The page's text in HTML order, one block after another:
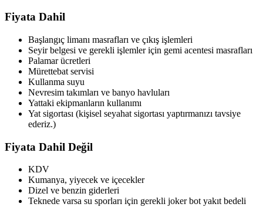
Fiyata Dahil
Başlangıç limanı masrafları ve çıkış işlemleri
Seyir belgesi ve gerekli işlemler için gemi acentesi masrafları
Palamar ücretleri
Mürettebat servisi
Kullanma suyu
Nevresim takımları ve banyo havluları
Yattaki ekipmanların kullanımı
Yat sigortası (kişisel seyahat sigortası yaptırmanızı tavsiye
ederiz.)
Fiyata Dahil Değil
KDV
Kumanya, yiyecek ve içecekler
Dizel ve benzin giderleri
Teknede varsa su sporları için gerekli joker bot yakıt bedeli